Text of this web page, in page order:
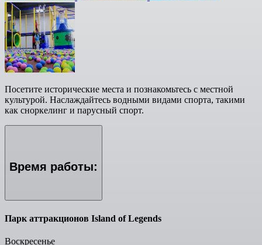
Посетите исторические места и познакомьтесь с местной
культурой. Наслаждайтесь водными видами спорта, такими
как сноркелинг и парусный спорт.
Время работы:
Парк аттракционов Island of Legends
Воскресенье